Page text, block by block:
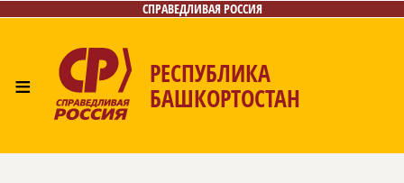
СПРАВЕДЛИВАЯ РОССИЯ
≡ РЕСПУБЛИКА
БАШКОРТОСТАН